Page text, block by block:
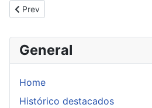
General
Home
Histórico destacados
Previous article: Surfaces with
Prev